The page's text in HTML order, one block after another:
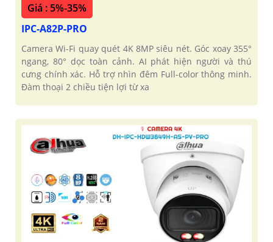
Giá : 5%-35%
IPC-A82P-PRO
Camera Wi-Fi quay quét 4K 8MP siêu nét. Góc xoay 355°
ngang, 80° dọc toàn cảnh. AI phát hiện người và thú
cưng chính xác. Hỗ trợ nhìn đêm Full-color thông minh.
Đàm thoại 2 chiều tiện lợi từ xa